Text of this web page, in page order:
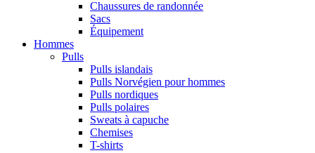
Chaussures de randonnée
Sacs
Équipement
Hommes
Pulls
Pulls islandais
Pulls Norvégien pour hommes
Pulls nordiques
Pulls polaires
Sweats à capuche
Chemises
T-shirts